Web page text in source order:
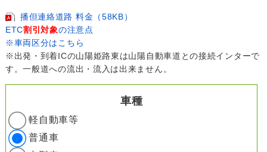
播但連絡道路 料金（58KB）
ETC割引対象の注意点
※車両区分はこちら
※出発・到着ICの山陽姫路東は山陽自動車道との接続インターで
す。一般道への流出・流入は出来ません。
車種
軽自動車等
普通車